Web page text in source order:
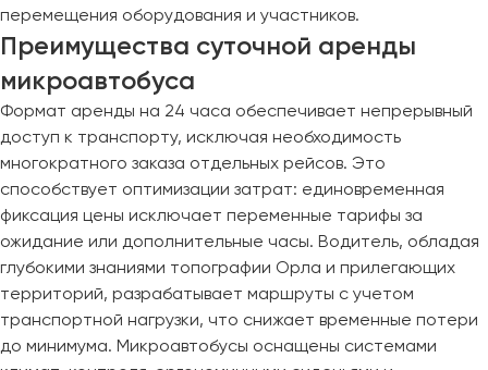
перемещения оборудования и участников.
Преимущества суточной аренды
микроавтобуса
Формат аренды на 24 часа обеспечивает непрерывный
доступ к транспорту, исключая необходимость
многократного заказа отдельных рейсов. Это
способствует оптимизации затрат: единовременная
фиксация цены исключает переменные тарифы за
ожидание или дополнительные часы. Водитель, обладая
глубокими знаниями топографии Орла и прилегающих
территорий, разрабатывает маршруты с учетом
транспортной нагрузки, что снижает временные потери
до минимума. Микроавтобусы оснащены системами